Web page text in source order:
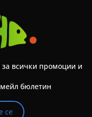
всички промоции и
бюлетин
се